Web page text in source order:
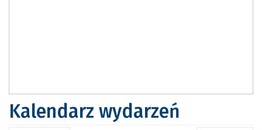
Kalendarz wydarzeń